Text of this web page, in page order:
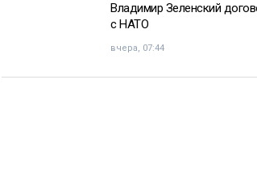
Владимир Зеленский
с НАТО
вчера, 07:44